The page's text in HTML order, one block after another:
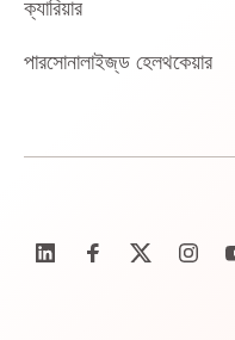
ক্যারিয়ার
পারসোনালাইজ্‌ড হেলথকেয়ার